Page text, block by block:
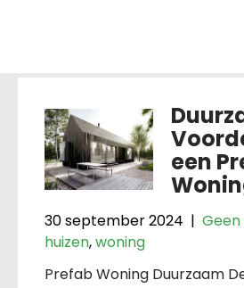
een
30 september 2024 |
huizen,woning
Prefab Woning Duurzaam